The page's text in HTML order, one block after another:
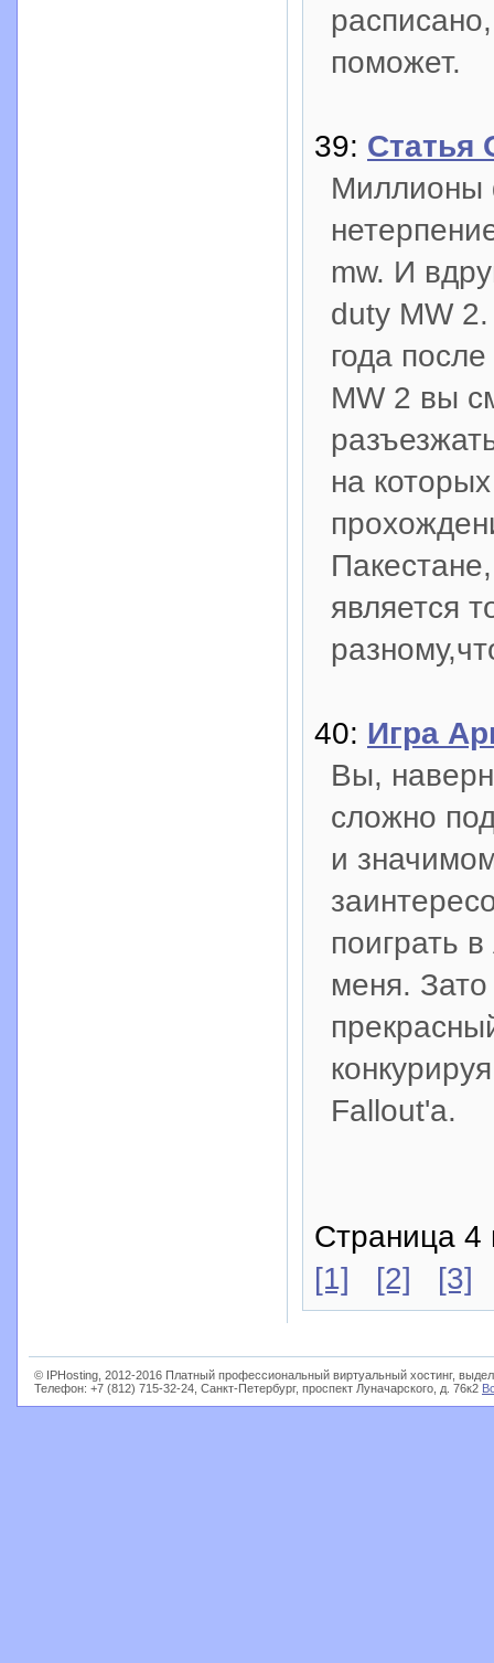
поможет.
39: Статья
Миллионы
mw. И
duty MW
года
MW 2 вы
на
является
40: Игра
Вы,
сложно
и
поиграть
меня.
Fallout'a.
Страница 4
[1]
[2] [3]
© IPHosting, 2012-2016 Платный профессиональный виртуальный хостинг,
Телефон: +7 (812) 715-32-24, Санкт-Петербург, проспект Луначарского, д. 76к2